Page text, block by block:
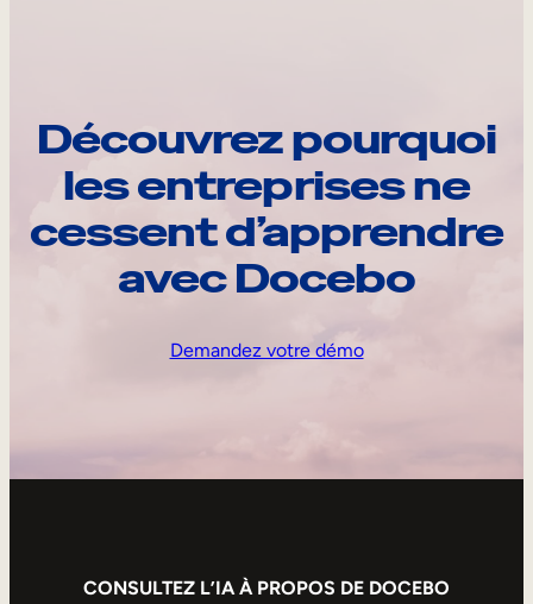
Découvrez pourquoi
les entreprises ne
cessent d’apprendre
avec Docebo
Demandez votre démo
CONSULTEZ L’IA À PROPOS DE DOCEBO